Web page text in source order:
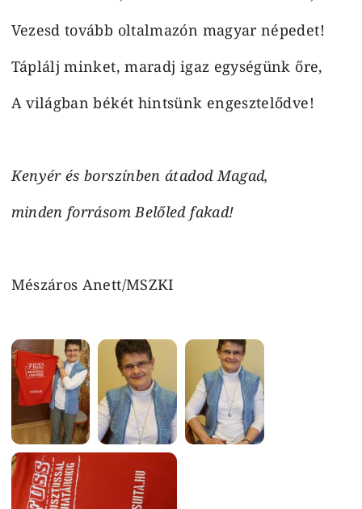
Vezesd tovább oltalmazón magyar népedet!
Táplálj minket, maradj igaz egységünk őre,
A világban békét hintsünk engesztelődve!
Kenyér és borszínben átadod Magad,
minden forrásom Belőled fakad!
Mészáros Anett/MSZKI
Image Image Image
Image